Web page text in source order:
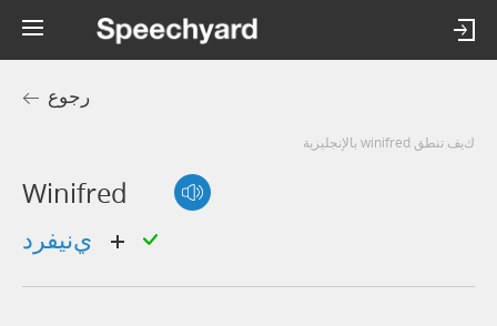
رجوع
كيف تنطق winifred بالإنجليزية
Winifred